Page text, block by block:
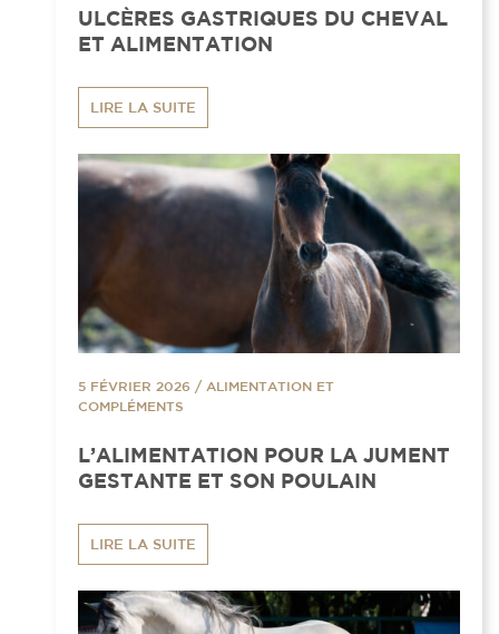
ULCÈRES GASTRIQUES DU CHEVAL
ET ALIMENTATION
LIRE LA SUITE
5 FÉVRIER 2026 / ALIMENTATION ET
COMPLÉMENTS
L’ALIMENTATION POUR LA JUMENT
GESTANTE ET SON POULAIN
LIRE LA SUITE